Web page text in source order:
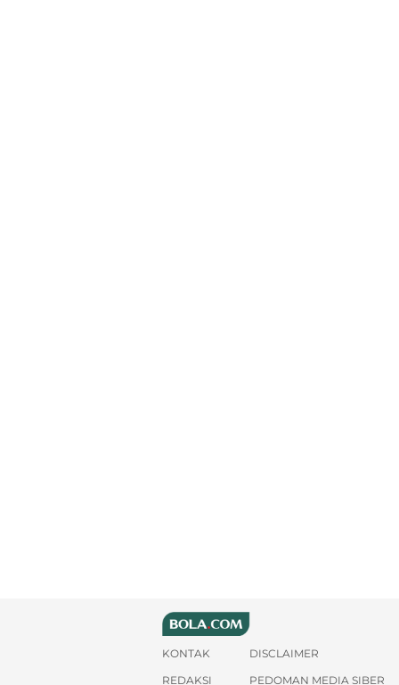
KONTAK DISCLAIMER
REDAKSI
PEDOMAN MEDIA SIBER